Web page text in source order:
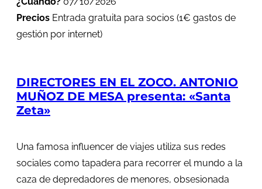
Precios Entrada gratuita para socios (1€ gastos de
gestión por internet)
DIRECTORES EN EL ZOCO. ANTONIO
MUÑOZ DE MESA presenta: «Santa
Zeta»
Una famosa influencer de viajes utiliza sus redes
sociales como tapadera para recorrer el mundo a la
caza de depredadores de menores, obsesionada